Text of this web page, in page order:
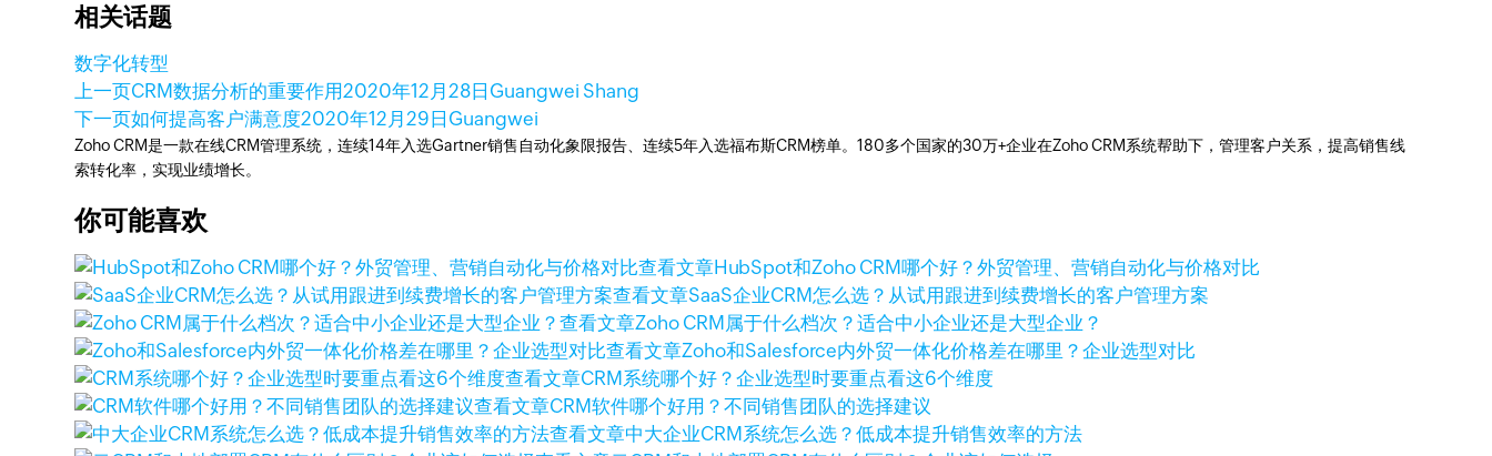
相关话题
数字化转型
上一页CRM数据分析的重要作用2020年12月28日 Guangwei Shang
下一页如何提高客户满意度2020年12月29日 Guangwei
Zoho CRM是一款在线CRM管理系统，连续14年入选Gartner销售自动化象限报告、连续5年入选福布斯CRM榜单。180多个国家的30万+企业在Zoho CRM系统帮助下，管理客户关系，提高销售线
索转化率，实现业绩增长。
你可能喜欢
查看文章HubSpot和Zoho CRM哪个好？外贸管理、营销自动化与价格对比
查看文章SaaS企业CRM怎么选？从试用跟进到续费增长的客户管理方案
查看文章Zoho CRM属于什么档次？适合中小企业还是大型企业？
查看文章Zoho和Salesforce内外贸一体化价格差在哪里？企业选型对比
查看文章CRM系统哪个好？企业选型时要重点看这6个维度
查看文章CRM软件哪个好用？不同销售团队的选择建议
查看文章中大企业CRM系统怎么选？低成本提升销售效率的方法